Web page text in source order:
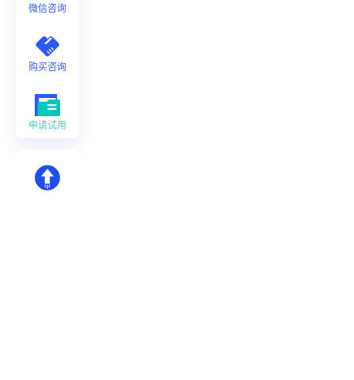
微信咨询
购买咨询
申请试用